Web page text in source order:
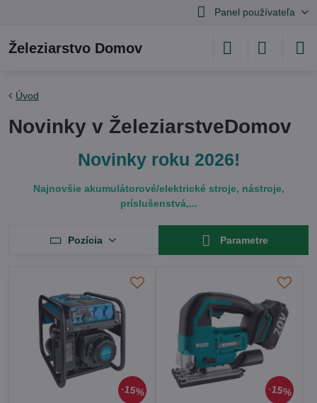
Panel používateľa
Železiarstvo Domov
Úvod
Novinky v ŽeleziarstveDomov
Novinky roku 2026!
Najnovšie akumulátorové/elektrické stroje, nástroje,
príslušenstvá,...
Pozícia Parametre
15% 15%